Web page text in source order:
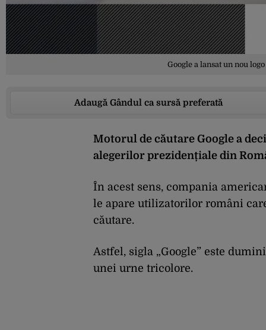
Google a lansat un nou
Adaugă Gândul ca sursă preferată
Motorul de căutare Google a
alegerilor prezidențiale din
În acest sens, compania
le apare utilizatorilor români
căutare.
Astfel, sigla „Google” este
unei urne tricolore.